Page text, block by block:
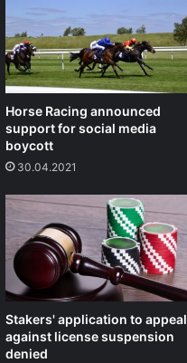
Horse Racing announced
support for social media
boycott
30.04.2021
Stakers' application to appeal
against license suspension
denied